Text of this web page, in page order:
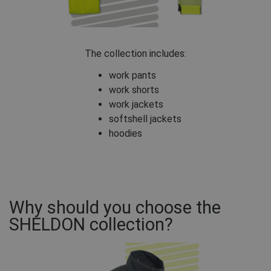
The collection includes:
work pants
work shorts
work jackets
softshell jackets
hoodies
Why should you choose the
SHELDON collection?